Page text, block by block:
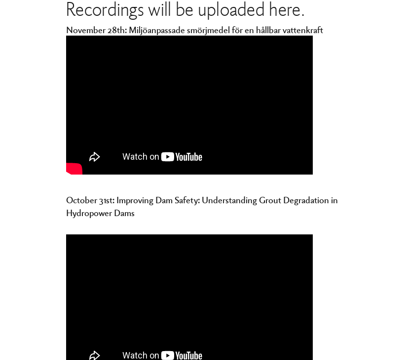
Recordings will be uploaded here.
November 28th: Miljöanpassade smörjmedel för en hållbar vattenkraft
October 31st: Improving Dam Safety: Understanding Grout Degradation in
Hydropower Dams